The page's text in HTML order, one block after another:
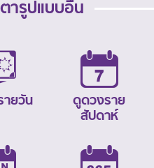
ารูปแบบอื่น
ายวัน
ดูดวงราย
สัปดาห์